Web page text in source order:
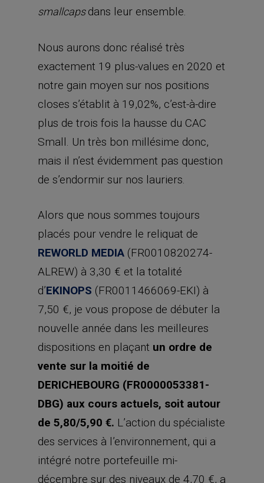
smallcapsdans leur ensemble.
Nous aurons donc réalisé très
exactement 19 plus-values en 2020 et
notre gain moyen sur nos positions
closes s’établit à 19,02%, c’est-à-dire
plus de trois fois la hausse du CAC
Small. Un très bon millésime donc,
mais il n’est évidemment pas question
de s’endormir sur nos lauriers.
Alors que nous sommes toujours
placés pour vendre le reliquat de
REWORLD MEDIA (FR0010820274-
ALREW) à 3,30 € et la totalité
d’EKINOPS (FR0011466069-EKI) à
7,50 €, je vous propose de débuter la
nouvelle année dans les meilleures
dispositions en plaçant un ordre de
vente sur la moitié de
DERICHEBOURG (FR0000053381-
DBG) aux cours actuels, soit autour
de 5,80/5,90 €. L’action du spécialiste
des services à l’environnement, qui a
intégré notre portefeuille mi-
décembre sur des niveaux de 4,70 €, a